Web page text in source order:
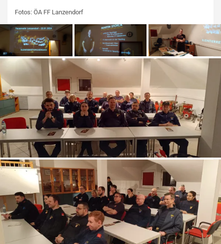
Fotos: ÖA FF Lanzendorf